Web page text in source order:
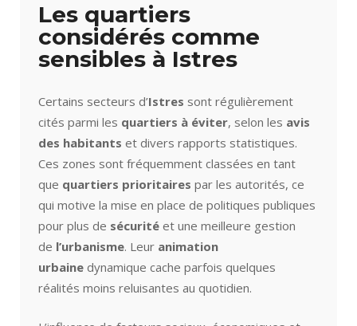
Les quartiers
considérés comme
sensibles à Istres
Certains secteurs d’Istres sont régulièrement
cités parmi les quartiers à éviter, selon les avis
des habitants et divers rapports statistiques.
Ces zones sont fréquemment classées en tant
que quartiers prioritaires par les autorités, ce
qui motive la mise en place de politiques publiques
pour plus de sécurité et une meilleure gestion
de l’urbanisme. Leur animation
urbaine dynamique cache parfois quelques
réalités moins reluisantes au quotidien.